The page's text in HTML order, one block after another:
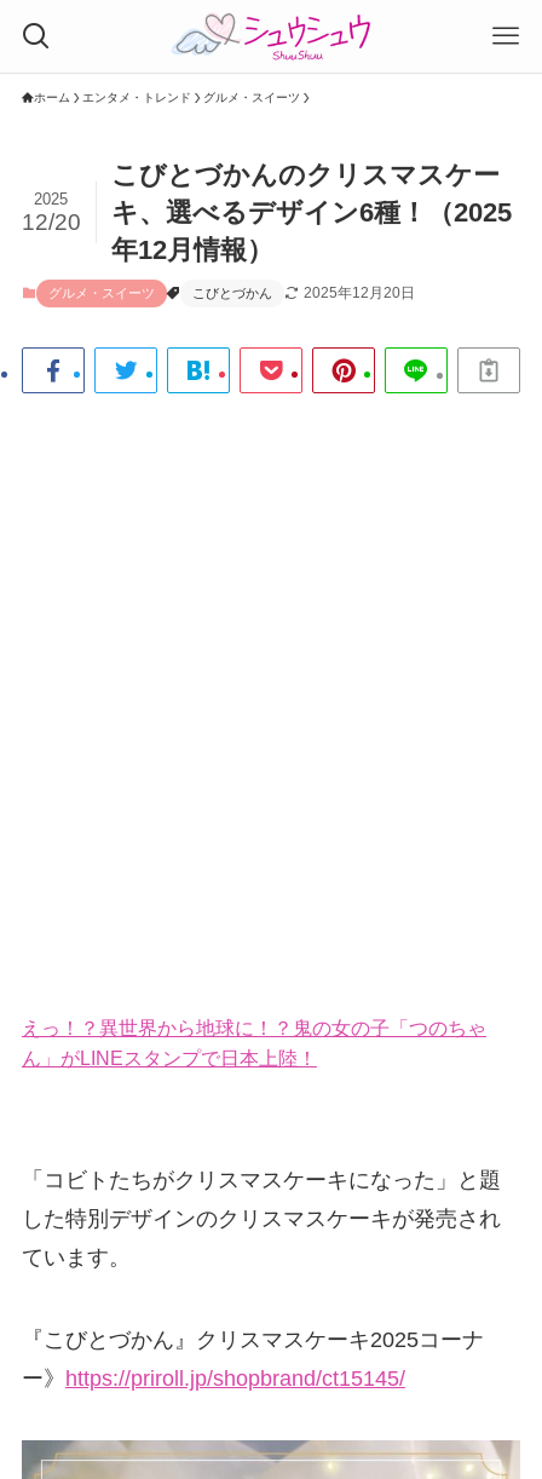
ホーム エンタメ・トレンド グルメ・スイーツ
こびとづかんのクリスマスケー
キ、選べるデザイン6種！（2025
年12月情報）
2025
12/20
グルメ・スイーツ こびとづかん 2025年12月20日
えっ！？異世界から地球に！？鬼の女の子「つのちゃ
ん」がLINEスタンプで日本上陸！
「コビトたちがクリスマスケーキになった」と題
した特別デザインのクリスマスケーキが発売され
ています。
『こびとづかん』クリスマスケーキ2025コーナ
ー》 https://priroll.jp/shopbrand/ct15145/